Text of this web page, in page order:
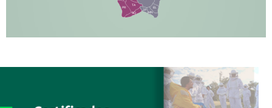
EL
JP
PR
TA
SQ MN